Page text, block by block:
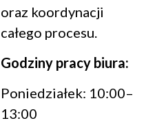
oraz koordynacji
całego procesu.
Godziny pracy biura:
Poniedziałek: 10:00–
13:00